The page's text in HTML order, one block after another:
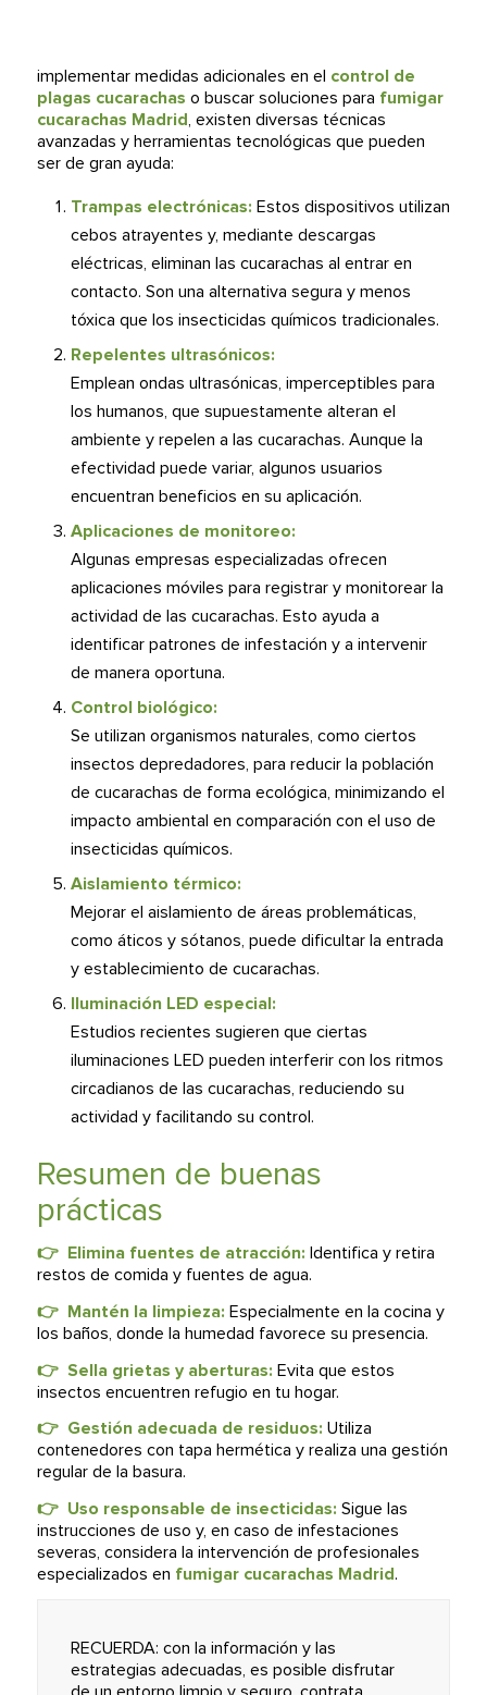
implementar medidas adicionales en el control de
plagas cucarachas o buscar soluciones para fumigar
cucarachas Madrid, existen diversas técnicas
avanzadas y herramientas tecnológicas que pueden
ser de gran ayuda:
Trampas electrónicas: Estos dispositivos utilizan
cebos atrayentes y, mediante descargas
eléctricas, eliminan las cucarachas al entrar en
contacto. Son una alternativa segura y menos
tóxica que los insecticidas químicos tradicionales.
Repelentes ultrasónicos:
Emplean ondas ultrasónicas, imperceptibles para
los humanos, que supuestamente alteran el
ambiente y repelen a las cucarachas. Aunque la
efectividad puede variar, algunos usuarios
encuentran beneficios en su aplicación.
Aplicaciones de monitoreo:
Algunas empresas especializadas ofrecen
aplicaciones móviles para registrar y monitorear la
actividad de las cucarachas. Esto ayuda a
identificar patrones de infestación y a intervenir
de manera oportuna.
Control biológico:
Se utilizan organismos naturales, como ciertos
insectos depredadores, para reducir la población
de cucarachas de forma ecológica, minimizando el
impacto ambiental en comparación con el uso de
insecticidas químicos.
Aislamiento térmico:
Mejorar el aislamiento de áreas problemáticas,
como áticos y sótanos, puede dificultar la entrada
y establecimiento de cucarachas.
Iluminación LED especial:
Estudios recientes sugieren que ciertas
iluminaciones LED pueden interferir con los ritmos
circadianos de las cucarachas, reduciendo su
actividad y facilitando su control.
Resumen de buenas
prácticas
👉 Elimina fuentes de atracción: Identifica y retira
restos de comida y fuentes de agua.
👉 Mantén la limpieza: Especialmente en la cocina y
los baños, donde la humedad favorece su presencia.
👉 Sella grietas y aberturas: Evita que estos
insectos encuentren refugio en tu hogar.
👉 Gestión adecuada de residuos: Utiliza
contenedores con tapa hermética y realiza una gestión
regular de la basura.
👉 Uso responsable de insecticidas: Sigue las
instrucciones de uso y, en caso de infestaciones
severas, considera la intervención de profesionales
especializados en fumigar cucarachas Madrid.
RECUERDA: con la información y las
estrategias adecuadas, es posible disfrutar